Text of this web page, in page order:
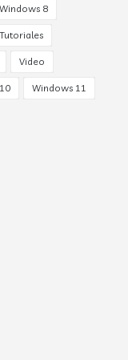
8
Tutoriales
Video
Windows 11